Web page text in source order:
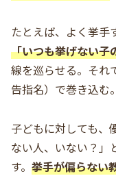
たとえば、よく挙手
「いつも挙げない子
線を巡らせる。それ
告指名）で巻き込む。
子どもに対しても、
ない人、いない？」
す。 挙手が偏らない